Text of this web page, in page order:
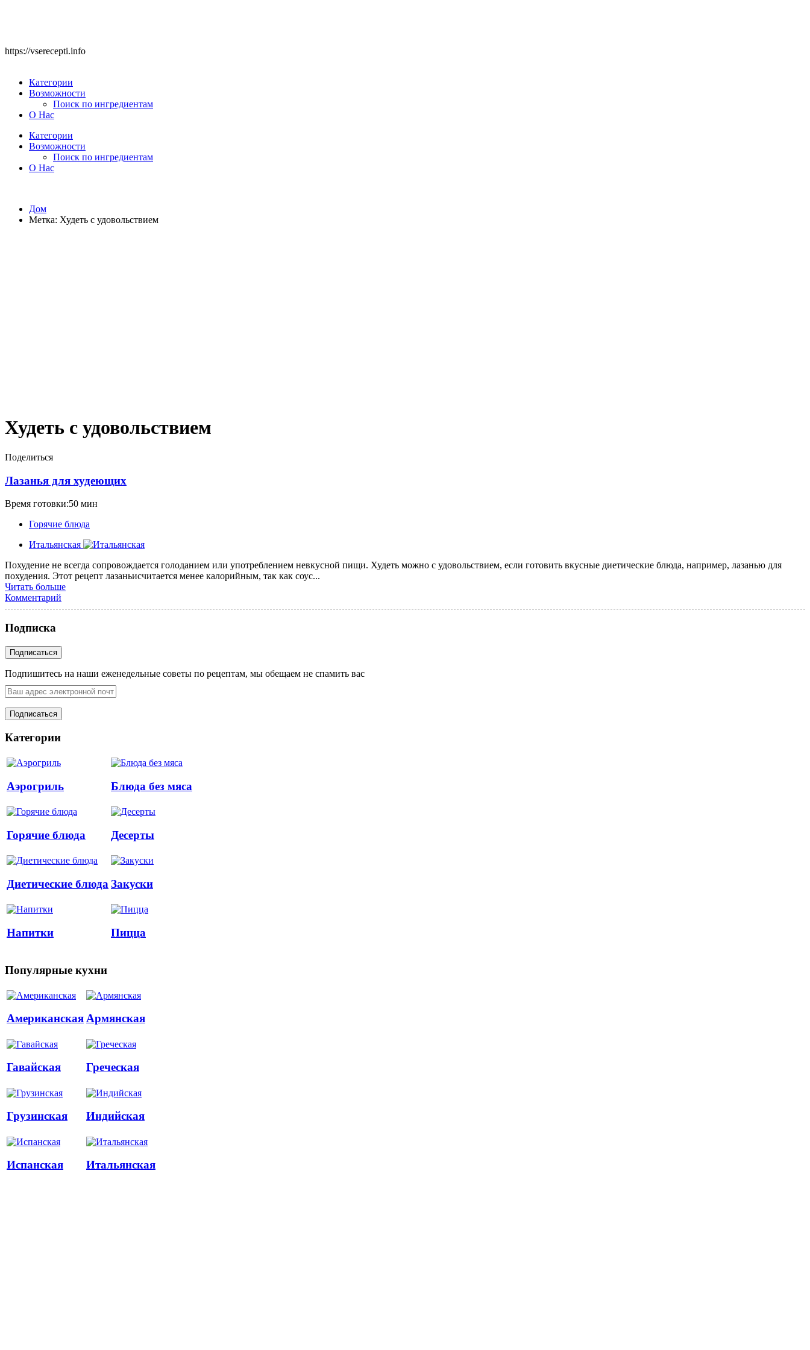
https://vserecepti.info
Категории
Возможности
Поиск по ингредиентам
О Нас
Категории
Возможности
Поиск по ингредиентам
О Нас
Дом
Метка: Худеть с удовольствием
Худеть с удовольствием
Поделиться
Лазанья для худеющих
Время готовки:50 мин
Горячие блюда
Итальянская
Похудение не всегда сопровождается голоданием или употреблением невкусной пищи. Худеть можно с удовольствием, если готовить вкусные диетические блюда, например, лазанью для
похудения. Этот рецепт лазаньисчитается менее калорийным, так как соус...
Читать больше
Комментарий
Подписка
Подпишитесь на наши еженедельные советы по рецептам, мы обещаем не спамить вас
Категории
Аэрогриль Блюда без мяса
Горячие блюда Десерты
Диетические блюда Закуски
Напитки Пицца
Популярные кухни
АмериканскаяАрмянская
Гавайская Греческая
Грузинская Индийская
Испанская Итальянская